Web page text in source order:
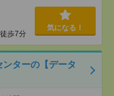
歩7分
気になる！
ンターの【データ